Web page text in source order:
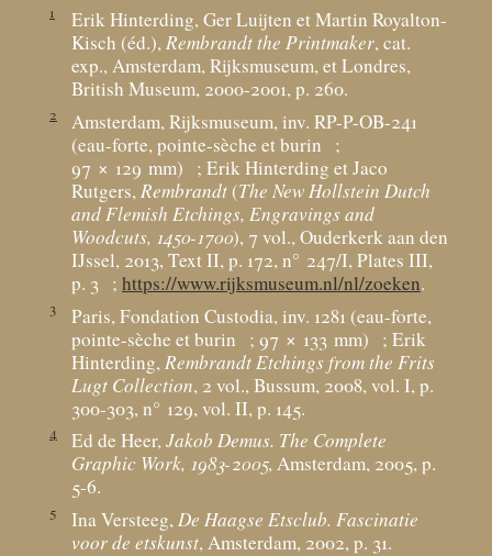
1
Erik Hinterding, Ger Luijten et Martin Royalton-
Kisch (éd.),Rembrandt the Printmaker, cat.
exp., Amsterdam, Rijksmuseum, et Londres,
British Museum, 2000-2001, p. 260.
2
Amsterdam, Rijksmuseum, inv. RP-P-OB-241
(eau-forte, pointe-sèche et burin
;
97 × 129 mm)
; Erik Hinterding et Jaco
Rutgers,Rembrandt (The New Hollstein Dutch
and Flemish Etchings, Engravings and
Woodcuts, 1450-1700), 7 vol., Ouderkerk aan den
IJssel, 2013, Text II, p. 172, n° 247/I, Plates III,
p. 3 ; https://www.rijksmuseum.nl/nl/zoeken.
3
Paris, Fondation Custodia, inv. 1281 (eau-forte,
pointe-sèche et burin
; 97 × 133 mm)
; Erik
Hinterding, Rembrandt Etchings from the Frits
Lugt Collection, 2 vol., Bussum, 2008, vol. I, p.
300-303, n° 129, vol. II, p. 145.
4 Ed de Heer,Jakob Demus. The Complete
Graphic Work, 1983-2005, Amsterdam, 2005, p.
5-6.
5 Ina Versteeg,De Haagse Etsclub. Fascinatie
voor de etskunst, Amsterdam, 2002, p. 31.